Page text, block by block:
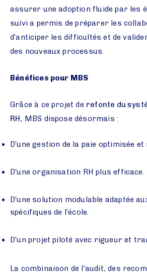
assurer une adoption fluide par les
suivi a permis de préparer les
d’anticiper les difficultés et de
des nouveaux processus.
Bénéfices pour MBS
Grâce à ce projet de refonte du
RH, MBS dispose désormais :
D’une gestion de la paie optimisée
D’une organisation RH plus efficace.
D’une solution modulable adaptée
spécifiques de l’école.
D’un projet piloté avec rigueur et
La combinaison de l’audit, des